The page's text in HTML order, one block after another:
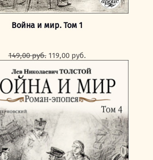
Война и мир. Том 1
149,00руб. Первоначальная
цена
составляла
149,00 руб..
119,00 руб.
цена:
119,00 руб..